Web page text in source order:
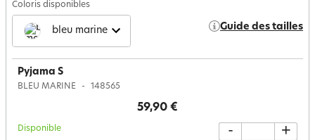
Coloris disponibles
bleu marine Guide des tailles
Pyjama S
BLEU MARINE 148565
59,90 €
Disponible - +